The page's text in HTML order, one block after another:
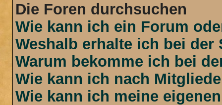
Die Foren durchsuchen
Wie kann ich ein Forum
Weshalb erhalte ich bei der
Warum bekomme ich bei
Wie kann ich nach
Wie kann ich meine